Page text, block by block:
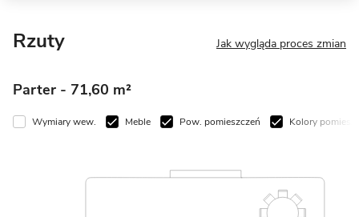
Rzuty Jak wygląda proces zmian
Parter - 71,60 m²
Wymiary wew. Meble Pow. pomieszczeń Kolory